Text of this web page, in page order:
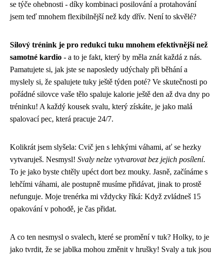
se týče ohebnosti - díky kombinaci posilování a protahování
jsem teď mnohem flexibilnější než kdy dřív. Není to skvělé?
Silový trénink je pro redukci tuku mnohem efektivnější než
samotné kardio - a to je fakt, který by měla znát každá z nás.
Pamatujete si, jak jste se naposledy udýchaly při běhání a
myslely si, že spalujete tuky ještě týden poté? Ve skutečnosti po
pořádné silovce vaše tělo spaluje kalorie ještě den až dva dny po
tréninku! A každý kousek svalu, který získáte, je jako malá
spalovací pec, která pracuje 24/7.
Kolikrát jsem slyšela: Cvič jen s lehkými váhami, ať se hezky
vytvaruješ. Nesmysl! Svaly nelze vytvarovat bez jejich posílení.
To je jako byste chtěly upéct dort bez mouky. Jasně, začínáme s
lehčími váhami, ale postupně musíme přidávat, jinak to prostě
nefunguje. Moje trenérka mi vždycky říká: Když zvládneš 15
opakování v pohodě, je čas přidat.
A co ten nesmysl o svalech, které se promění v tuk? Holky, to je
jako tvrdit, že se jablka mohou změnit v hrušky! Svaly a tuk jsou